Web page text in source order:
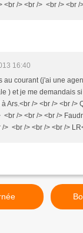
<br /> <br /> <br /> <br /
16:40
au courant (j'ai une
) et je me demandais
à Ars.<br /> <br /> <br />
<br /> <br /> <br />
/> <br /> <br /> <br />